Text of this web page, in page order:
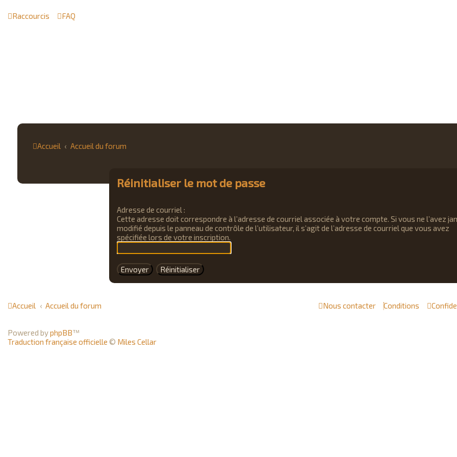
Raccourcis FAQ
Accueil Accueil du forum
Réinitialiser le mot de passe
Adresse de courriel :
Cette adresse doit correspondre à l’adresse de courriel associée à votre compte. Si vous ne l’avez
modifié depuis le panneau de contrôle de l’utilisateur, il s’agit de l’adresse de courriel que vous avez
spécifiée lors de votre inscription.
Accueil Accueil du forum Conditions
Nous contacter
Powered byphpBB™
Traduction française officielle © Miles Cellar